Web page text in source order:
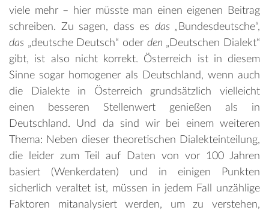
viele mehr – hier müsste man einen eigenen Beitrag
schreiben. Zu sagen, dass es das „ Bundesdeutsche“,
das „deutsche Deutsch“ oder den „Deutschen Dialekt“
gibt, ist also nicht korrekt. Österreich ist in diesem
Sinne sogar homogener als Deutschland, wenn auch
die Dialekte in Österreich grundsätzlich vielleicht
einen besseren Stellenwert genießen als in
Deutschland. Und da sind wir bei einem weiteren
Thema: Neben dieser theoretischen Dialekteinteilung,
die leider zum Teil auf Daten von vor 100 Jahren
basiert (Wenkerdaten) und in einigen Punkten
sicherlich veraltet ist, müssen in jedem Fall unzählige
Faktoren mitanalysiert werden, um zu verstehen,